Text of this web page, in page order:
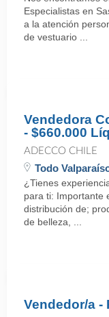
Especialistas en
a la atención
de vestuario ...
Vendedora
- $660.000
ADECCO CHILE
Todo
¿Tienes
para ti: Importante
distribución de;
de belleza, ...
Vendedor/a -